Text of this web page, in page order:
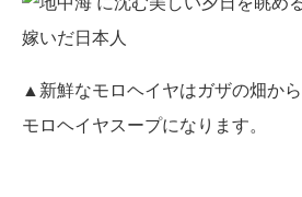
▲新鮮なモロヘイヤはガザの畑か
モロヘイヤスープになります。